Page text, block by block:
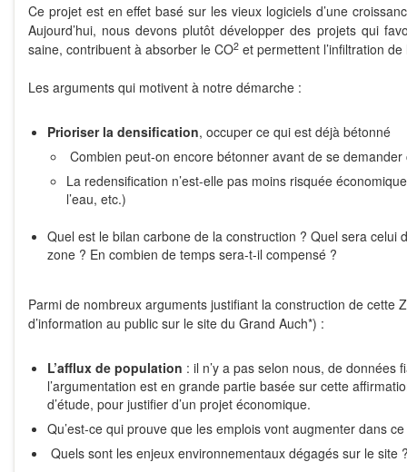
Ce projet est en effet basé sur les vieux logiciels d’une
Aujourd’hui, nous devons plutôt développer des projets qui
saine, contribuent à absorber le CO2 et permettent l’infiltration de
Les arguments qui motivent à notre démarche :
Prioriser la densification, occuper ce qui est déjà bétonné
Combien peut-on encore bétonner avant de se
La redensification n’est-elle pas moins risquée
l’eau, etc.)
Quel est le bilan carbone de la construction ? Quel sera celui
zone ? En combien de temps sera-t-il compensé ?
Parmi de nombreux arguments justifiant la construction de cette
d’information au public sur le site du Grand Auch*) :
L’afflux de population : il n’y a pas selon nous, de données
l’argumentation est en grande partie basée sur cette
d’étude, pour justifier d’un projet économique.
Qu’est-ce qui prouve que les emplois vont augmenter dans
Quels sont les enjeux environnementaux dégagés sur le site